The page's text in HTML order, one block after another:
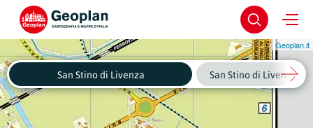
Geoplan.it
San Stino di Livenza San Stino di Livenza -